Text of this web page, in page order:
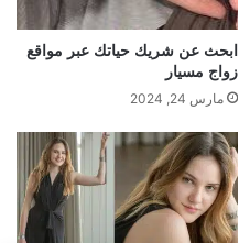
ابحث عن شريك حياتك عبر مواقع
زواج مسيار
مارس 24, 2024